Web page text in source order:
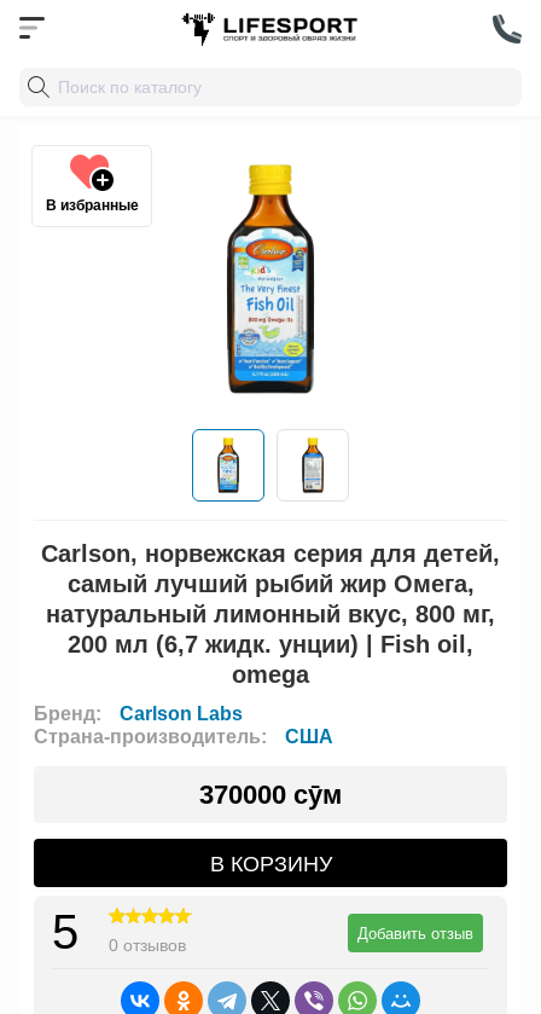
В избранные
Carlson, норвежская серия для детей,
самый лучший рыбий жир Омега,
натуральный лимонный вкус, 800 мг,
200 мл (6,7 жидк. унции) | Fish oil,
omega
Бренд:
Carlson Labs
Страна-производитель:
США
370000 сӯм
В КОРЗИНУ
5 0 отзывов
Добавить отзыв